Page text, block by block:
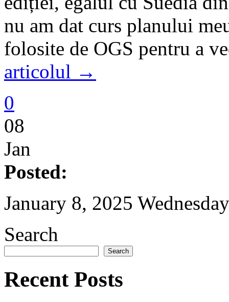
nu am dat curs planului
folosite de OGS pentru a
articolul →
0
08
Jan
Posted:
January 8, 2025
Search
Search
Recent Posts